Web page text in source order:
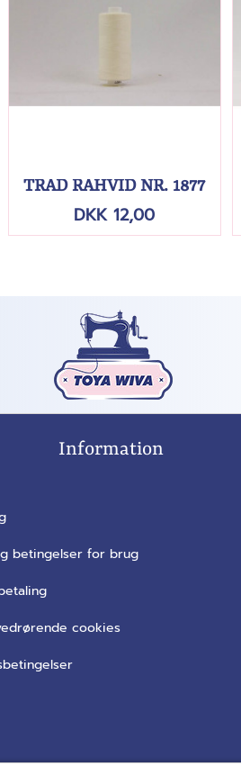
TRÅD RÅHVID NR. 1877
DKK 12,00
Information
betingelser for brug
cookies